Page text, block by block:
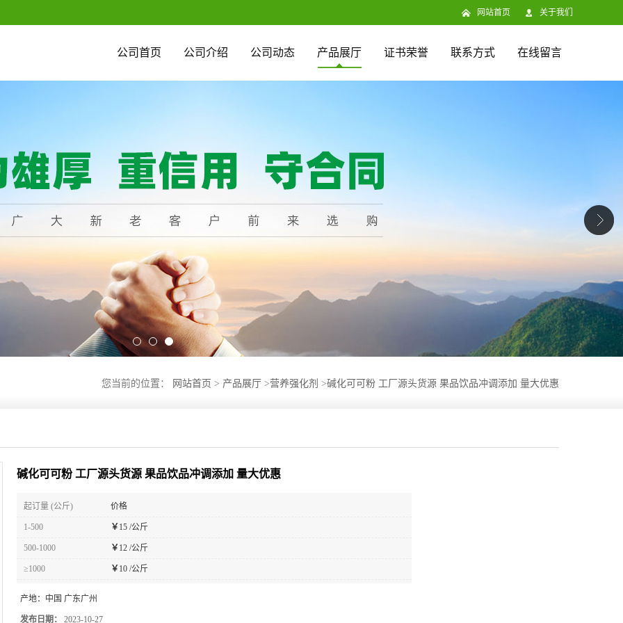
网站首页 关于我们
公司首页 公司介绍 公司动态 产品展厅 证书荣誉 联系方式 在线留言
您当前的位置： 网站首页 > 产品展厅 >营养强化剂 >碱化可可粉 工厂源头货源 果品饮品冲调添加 量大优惠
碱化可可粉 工厂源头货源 果品饮品冲调添加 量大优惠
起订量 (公斤) 价格
1-500 ￥ 15 /公斤
500-1000 ￥ 12 /公斤
≥1000 ￥ 10 /公斤
产地： 中国 广东广州
发布日期： 2023-10-27